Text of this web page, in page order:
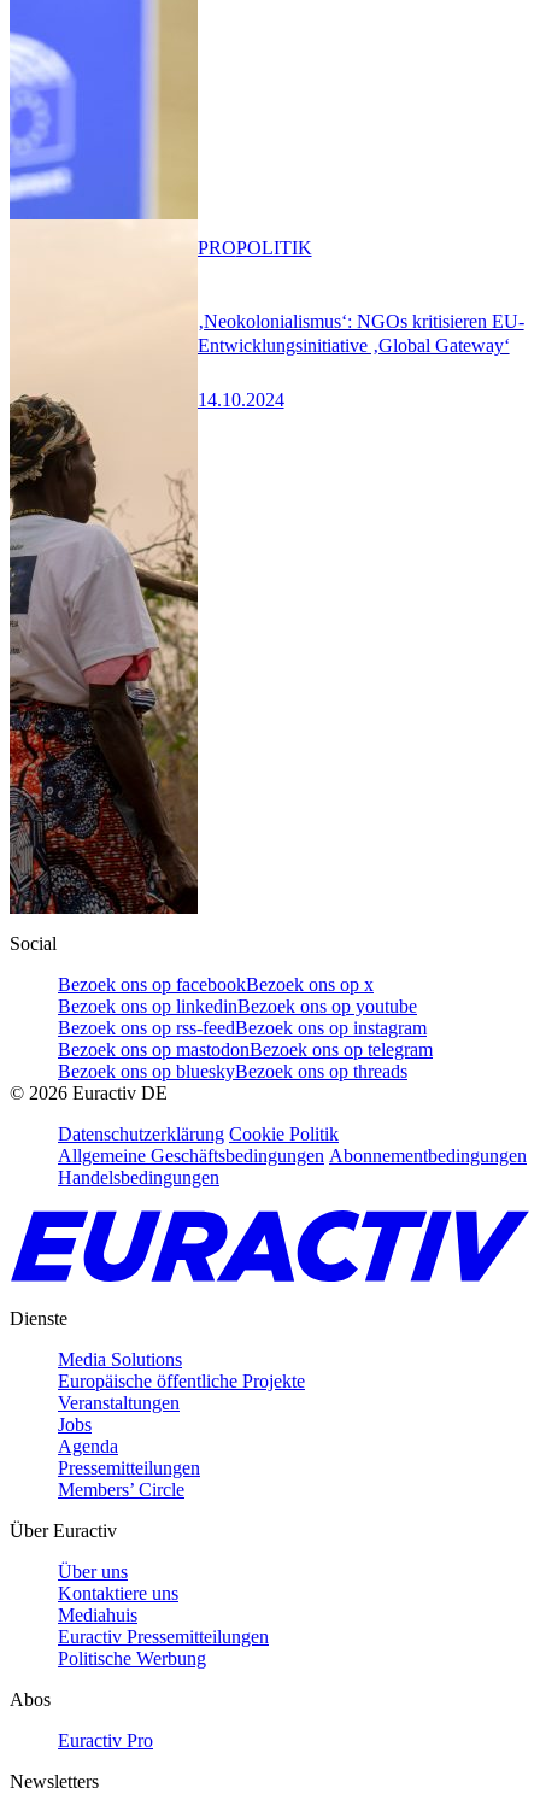
‚Neokolonialismus‘: NGOs kritisieren EU-
Entwicklungsinitiative ‚Global Gateway‘
14.10.2024
PROPOLITIK
Social
Bezoek ons op facebookBezoek ons op x
Bezoek ons op linkedinBezoek ons op youtube
Bezoek ons op rss-feedBezoek ons op instagram
Bezoek ons op mastodonBezoek ons op telegram
Bezoek ons op blueskyBezoek ons op threads
© 2026 Euractiv DE
Datenschutzerklärung Cookie Politik
Allgemeine Geschäftsbedingungen Abonnementbedingungen
Handelsbedingungen
Dienste
Media Solutions
Europäische öffentliche Projekte
Veranstaltungen
Jobs
Agenda
Pressemitteilungen
Members’ Circle
Über Euractiv
Über uns
Kontaktiere uns
Mediahuis
Euractiv Pressemitteilungen
Politische Werbung
Abos
Euractiv Pro
Newsletters